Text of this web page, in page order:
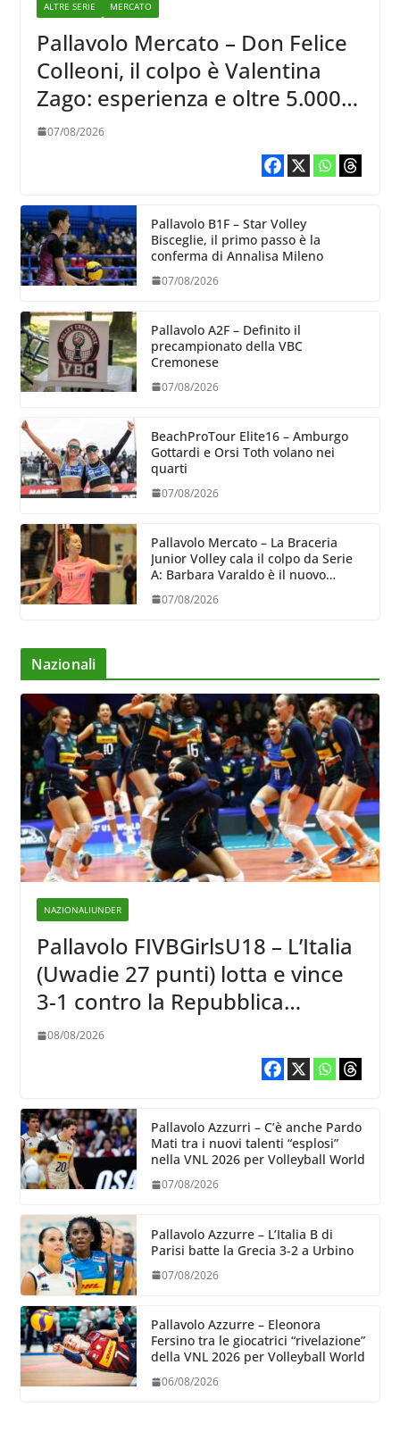
ALTRE SERIE MERCATO
Pallavolo Mercato – Don Felice
Colleoni, il colpo è Valentina
Zago: esperienza e oltre 5.000
punti al servizio di Trescore
07/08/2026
Pallavolo B1F – Star Volley
Bisceglie, il primo passo è la
conferma di Annalisa Mileno
07/08/2026
Pallavolo A2F – Definito il
precampionato della VBC
Cremonese
07/08/2026
BeachProTour Elite16 – Amburgo
Gottardi e Orsi Toth volano nei
quarti
07/08/2026
Pallavolo Mercato – La Braceria
Junior Volley cala il colpo da Serie
A: Barbara Varaldo è il nuovo
07/08/2026
Nazionali
NAZIONALIUNDER
Pallavolo FIVBGirlsU18 – L’Italia
(Uwadie 27 punti) lotta e vince
3-1 contro la Repubblica
Dominicana
08/08/2026
Pallavolo Azzurri – C’è anche Pardo
Mati tra i nuovi talenti “esplosi”
nella VNL 2026 per Volleyball World
07/08/2026
Pallavolo Azzurre – L’Italia B di
Parisi batte la Grecia 3-2 a Urbino
07/08/2026
Pallavolo Azzurre – Eleonora
Fersino tra le giocatrici “rivelazione”
della VNL 2026 per Volleyball World
06/08/2026